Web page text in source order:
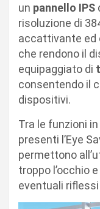
un pannello IPS
risoluzione di
accattivante ed
che rendono il
equipaggiato di
consentendo il
dispositivi.
Tra le funzioni
presenti l’Eye
permettono
troppo l’occhio
eventuali